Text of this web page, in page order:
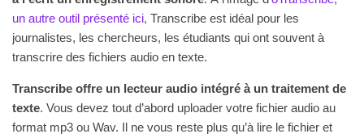
un autre outil présenté ici, Transcribe est idéal pour les
journalistes, les chercheurs, les étudiants qui ont souvent à
transcrire des fichiers audio en texte.
Transcribe offre un lecteur audio intégré à un traitement de
texte. Vous devez tout d’abord uploader votre fichier audio au
format mp3 ou Wav. Il ne vous reste plus qu’à lire le fichier et